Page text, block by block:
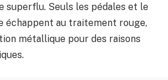
superflu. Seuls les pédales et le
échappent au traitement rouge,
métallique pour des raisons